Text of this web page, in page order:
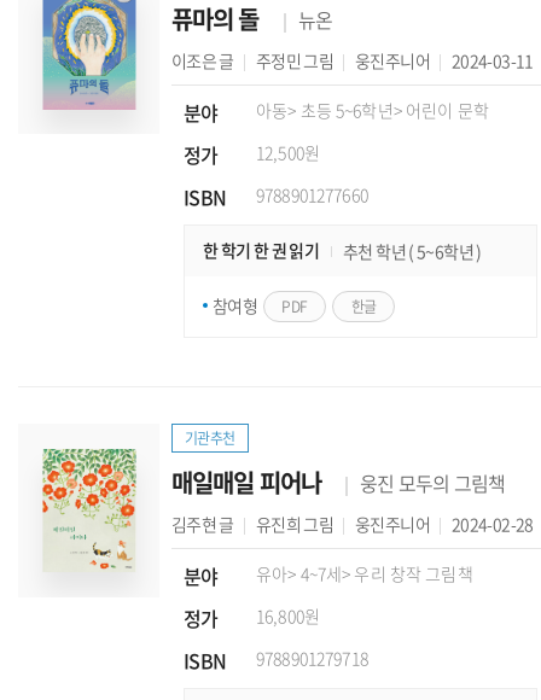
퓨마의 돌 뉴온
이조은글 주정민그림 웅진주니어 2024-03-11
분야 아동> 초등 5~6학년> 어린이 문학
정가 12,500원
ISBN 9788901277660
한 학기 한 권 읽기 추천 학년 ( 5~6학년 )
참여형 PDF 한글
기관추천
매일매일 피어나 웅진 모두의 그림책
김주현 글 유진희그림 웅진주니어 2024-02-28
분야 유아> 4~7세> 우리 창작 그림책
정가 16,800원
ISBN 9788901279718